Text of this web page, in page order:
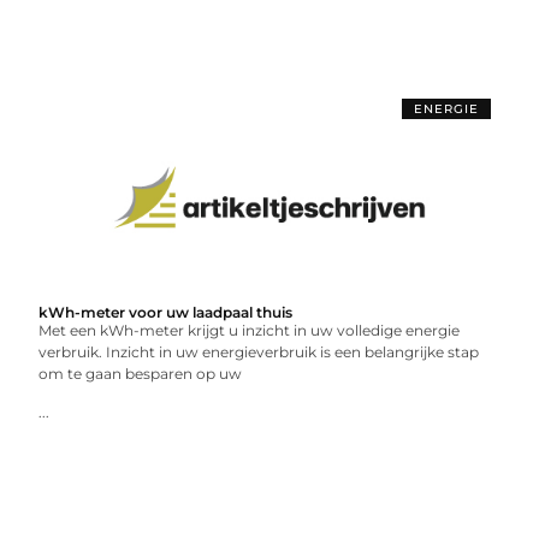
ENERGIE
kWh-meter voor uw laadpaal thuis
Met een kWh-meter krijgt u inzicht in uw volledige energie
verbruik. Inzicht in uw energieverbruik is een belangrijke stap
om te gaan besparen op uw
...